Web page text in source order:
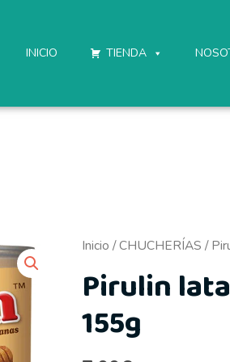
INICIO TIENDA
Inicio /CHUCHERÍAS /
Pirulin lata
155g
Pirulin
155g
cantidad